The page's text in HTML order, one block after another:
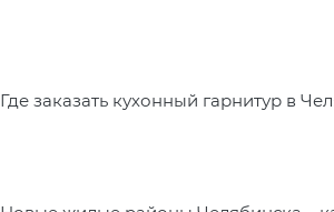
Где заказать кухонный гарнитур в